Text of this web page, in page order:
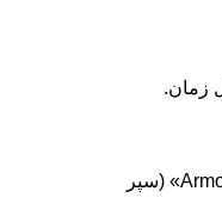
در بخش سخت‌افزار، اوپو از مواد بسیار مقاومی مانند فولاد فوق‌مقاوم و آلیاژ آلومینیوم AM04 با کیفیت هوافضا استفاده می‌کند. همچنین با به‌کارگیری ساختارهایی مانند «Armour Shield» (سپر